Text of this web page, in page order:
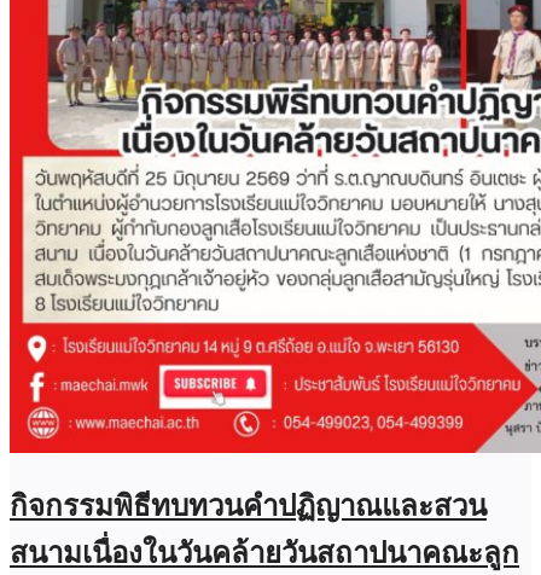
กิจกรรมพิธีทบทวนคำปฏิญาณและสวน
สนามเนื่องในวันคล้ายวันสถาปนาคณะลูก